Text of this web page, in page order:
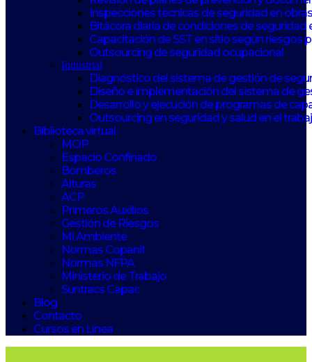
Inspecciones técnicas de seguridad en
Bitácora diaria de condiciones de seguridad
Capacitación de SST en sitio según riesgos
Outsourcing de seguridad ocupacional
Industrial
Diagnóstico del sistema de gestión de
Diseño e implementación del sistema de
Desarrollo y ejecución de programas de
Outsourcing en seguridad y salud en el
Biblioteca virtual
MOP
Espacio Confinado
Bomberos
Alturas
ACP
Primeros Auxilios
Gestión de Riesgos
Mi Ambiente
Normas Copanit
Normas NFPA
Ministerio de Trabajo
Suntracs Capac
Blog
Contacto
Cursos en Línea